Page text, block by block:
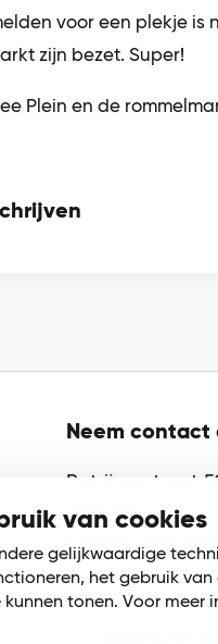
van cookies
gelijkwaardige
het gebruik
tonen. Voor meer
voor een plekje is
zijn bezet. Super!
Plein en de
Neem contact
Patrijzenstraat
2922 GN
0180 745